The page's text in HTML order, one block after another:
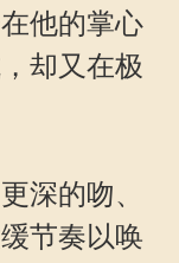
他的掌心
却又在极
的吻、
节奏以唤